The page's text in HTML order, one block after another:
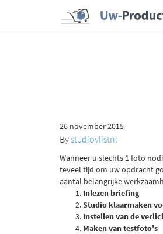
26 november 2015
Bystudiovlistnl
Wanneer u slechts 1 foto
teveel tijd om uw opdracht
aantal belangrijke
Inlezen briefing
Studio klaarmaken
Instellen van de
Maken van testfoto's